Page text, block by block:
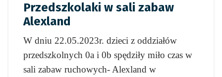
Przedszkolaki w sali zabaw
Alexland
W dniu 22.05.2023r. dzieci z oddziałów
przedszkolnych 0a i 0b spędziły miło czas w
sali zabaw ruchowych- Alexland w